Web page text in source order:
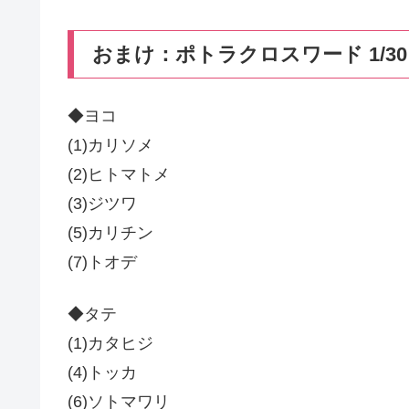
おまけ：ポトラクロスワード 1/
◆ヨコ
(1)カリソメ
(2)ヒトマトメ
(3)ジツワ
(5)カリチン
(7)トオデ
◆タテ
(1)カタヒジ
(4)トッカ
(6)ソトマワリ